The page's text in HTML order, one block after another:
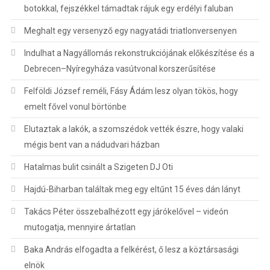
botokkal, fejszékkel támadtak rájuk egy erdélyi faluban
Meghalt egy versenyző egy nagyatádi triatlonversenyen
Indulhat a Nagyállomás rekonstrukciójának előkészítése és a
Debrecen–Nyíregyháza vasútvonal korszerűsítése
Felföldi József reméli, Fásy Ádám lesz olyan tökös, hogy
emelt fővel vonul börtönbe
Elutaztak a lakók, a szomszédok vették észre, hogy valaki
mégis bent van a nádudvari házban
Hatalmas bulit csinált a Szigeten DJ Oti
Hajdú-Biharban találtak meg egy eltűnt 15 éves dán lányt
Takács Péter összebalhézott egy járókelővel – videón
mutogatja, mennyire ártatlan
Baka András elfogadta a felkérést, ő lesz a köztársasági
elnök